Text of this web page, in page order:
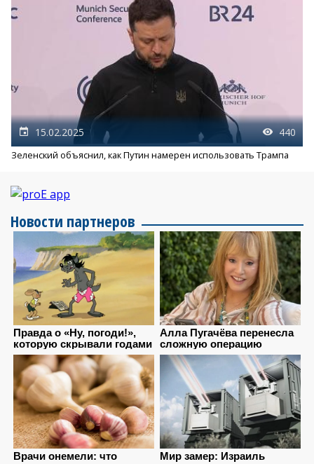
15.02.2025 440
Зеленский объяснил, как Путин намерен использовать Трампа
Новости партнеров